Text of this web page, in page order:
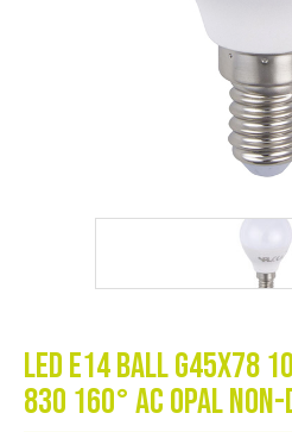
LED E14 Ball G45x78
830 160° AC Opal Non-